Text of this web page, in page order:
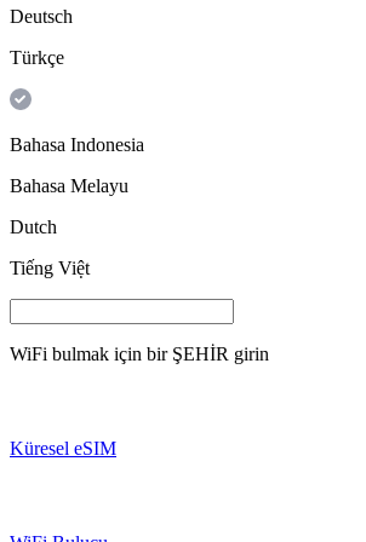
Deutsch
Türkçe
Bahasa Indonesia
Bahasa Melayu
Dutch
Tiếng Việt
WiFi bulmak için bir ŞEHİR girin
Küresel eSIM